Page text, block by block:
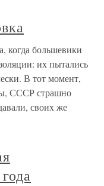
когда большевики
их пытались
В тот момент,
СССР страшно
своих же